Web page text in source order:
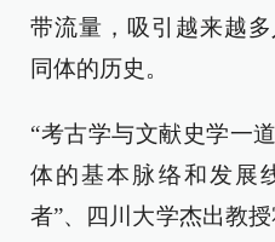
带流量，吸引越来越
同体的历史。
“考古学与文献史学一
体的基本脉络和发展
者”、四川大学杰出教